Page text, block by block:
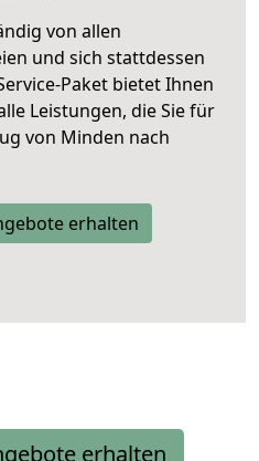
von allen
und sich stattdessen
Paket bietet Ihnen
Leistungen, die Sie für
von Minden nach
erhalten
erhalten